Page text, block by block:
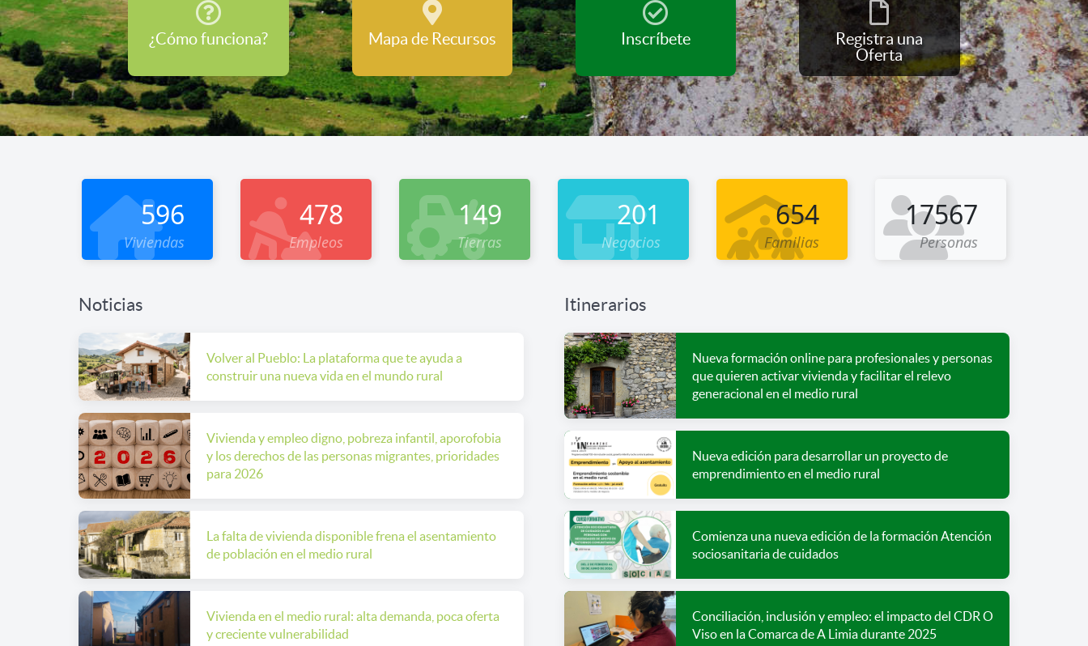
¿Cómo funciona? Mapa de Recursos Inscríbete
Registra una
Oferta
Noticias
Volver al Pueblo: La plataforma que te ayuda a
construir una nueva vida en el mundo rural
Vivienda y empleo digno, pobreza infantil, aporofobia
y los derechos de las personas migrantes, prioridades
para 2026
La falta de vivienda disponible frena el asentamiento
de población en el medio rural
Vivienda en el medio rural: alta demanda, poca oferta
y creciente vulnerabilidad
Itinerarios
Nueva formación online para profesionales y personas
que quieren activar vivienda y facilitar el relevo
generacional en el medio rural
Nueva edición para desarrollar un proyecto de
emprendimiento en el medio rural
Comienza una nueva edición de la formación Atención
sociosanitaria de cuidados
Conciliación, inclusión y empleo: el impacto del CDR O
Viso en la Comarca de A Limia durante 2025